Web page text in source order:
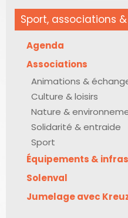
Sport, associations
Agenda
Associations
Animations &
Culture & loisirs
Nature &
Solidarité & entraide
Sport
Équipements &
Solenval
Jumelage avec